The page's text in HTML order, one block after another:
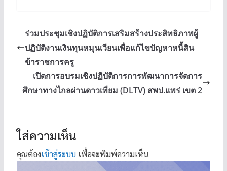
ร่วมประชุมเชิงปฏิบัติการเสริมสร้างประสิทธิภาพผู้
ปฏิบัติงานเงินทุนหมุนเวียนเพื่อแก้ไขปัญหาหนี้สิน
ข้าราชการครู
เปิดการอบรมเชิงปฏิบัติการการพัฒนาการจัดการ
ศึกษาทางไกลผ่านดาวเทียม (DLTV) สพป.แพร่ เขต 2
ใส่ความเห็น
คุณต้องเข้าสู่ระบบ เพื่อจะพิมพ์ความเห็น